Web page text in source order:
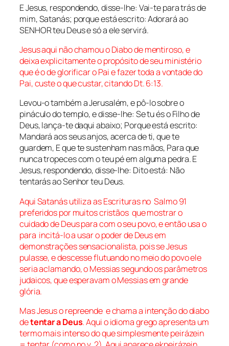
E Jesus, respondendo, disse-lhe: Vai-te para trás de
mim, Satanás; porque está escrito: Adorará ao
SENHOR teu Deus e só a ele servirá.
Jesus aqui não chamou o Diabo de mentiroso, e
deixa explicitamente o propósito de seu ministério
que é o de glorificar o Pai e fazer toda a vontade do
Pai, custe o que custar, citandoDt. 6:13.
Levou-o também a Jerusalém, e pô-lo sobre o
pináculo do templo, e disse-lhe: Se tu és o Filho de
Deus, lança-te daqui abaixo; Porque está escrito:
Mandará aos seus anjos, acerca de ti, que te
guardem, E que te sustenham nas mãos, Para que
nunca tropeces com o teu pé em alguma pedra. E
Jesus, respondendo, disse-lhe: Dito está: Não
tentarás ao Senhor teu Deus.
Aqui Satanásutilizaas Escriturasno Salmo 91
preferidos por muitos cristãos quemostrar o
cuidadode Deus paracom oseu povo,e então usa o
para incitá-lo a usar o poder de Deus em
demonstrações sensacionalista, pois se Jesus
pulasse, e descesse flutuando no meio do povo ele
seria aclamando, o Messias segundo os parâmetros
judaicos, que esperavam o Messias em grande
glória.
Mas Jesus o repreende echama a intenção do diabo
detentar a Deus. Aqui o idioma grego apresenta um
termo mais intenso do que simplesmente peirázein